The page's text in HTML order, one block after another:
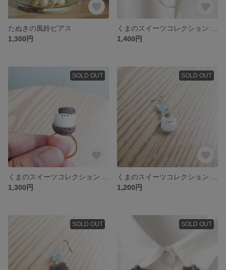
たぬきの風鈴ピアス
1,300円
1,400円
SOLD OUT
1,300円
SOLD OUT
1,200円
SOLD OUT SOLD OUT